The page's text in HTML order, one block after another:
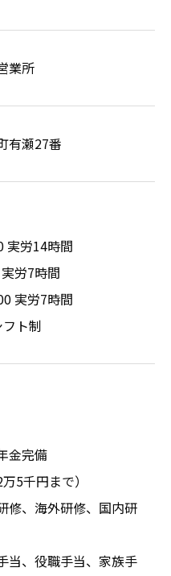
業所
有瀬27番
実労14時間
労7時間
実労7時間
ト制
金完備
5千円まで）
修、海外研修、国内研
当、役職手当、家族手